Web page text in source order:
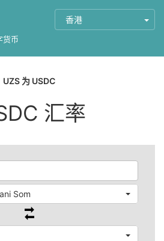
香港
货币
UZS 为 USDC
汇率
Som